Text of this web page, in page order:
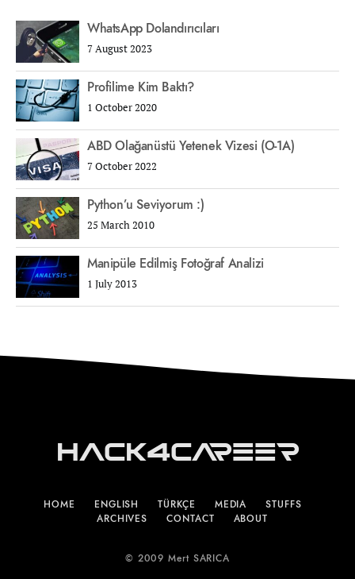
WhatsApp Dolandırıcıları
7 August 2023
Profilime Kim Baktı?
1 October 2020
ABD Olağanüstü Yetenek Vizesi (O-1A)
7 October 2022
Python’u Seviyorum :)
25 March 2010
Manipüle Edilmiş Fotoğraf Analizi
1 July 2013
Hack4Career
HOME ENGLISH TÜRKÇE MEDIA
STUFFS
ARCHIVES
CONTACT ABOUT
© 2009 Mert SARICA